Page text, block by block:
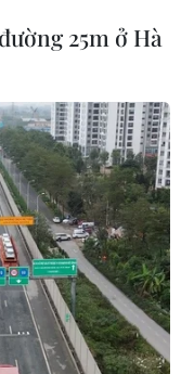
kinh doanh
25m ở Hà